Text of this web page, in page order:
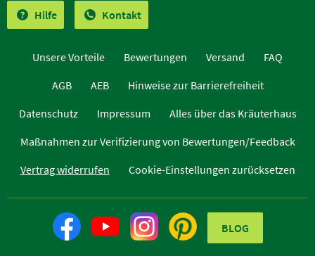
Hilfe Kontakt
Unsere Vorteile Bewertungen Versand
FAQ
AGB
AEB
Hinweise zur Barrierefreiheit
Datenschutz
Impressum
Alles über das Kräuterhaus
Maßnahmen zur Verifizierung von Bewertungen/Feedback
Vertrag widerrufen
Cookie-Einstellungen zurücksetzen
BLOG